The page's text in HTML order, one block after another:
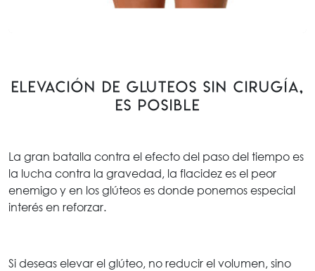
ELEVACIÓN DE GLUTEOS SIN CIRUGÍA,
ES POSIBLE
La gran batalla contra el efecto del paso del tiempo es
la lucha contra la gravedad, la flacidez es el peor
enemigo y en los glúteos es donde ponemos especial
interés en reforzar.
Si deseas elevar el glúteo, no reducir el volumen, sino